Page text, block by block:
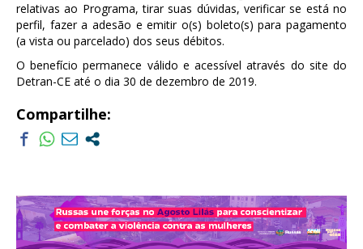
relativas ao Programa, tirar suas dúvidas, verificar se está no
perfil, fazer a adesão e emitir o(s) boleto(s) para pagamento
(a vista ou parcelado) dos seus débitos.
O benefício permanece válido e acessível através do site do
Detran-CE até o dia 30 de dezembro de 2019.
Compartilhe: